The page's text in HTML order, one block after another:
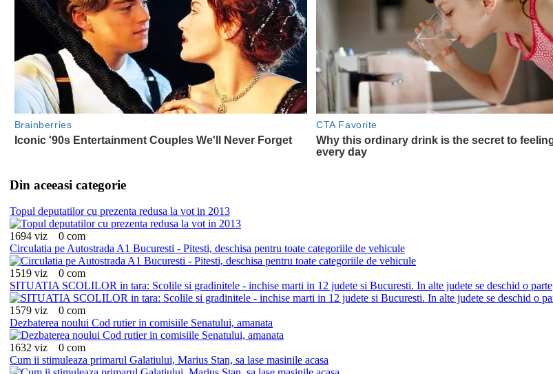
Din aceeasi categorie
Topul deputatilor cu prezenta redusa la vot in 2013
1694 viz
0 com
Circulatia pe Autostrada A1 Bucuresti - Pitesti, deschisa pentru toate categoriile de vehicule
1519 viz
0 com
SITUATIA SCOLILOR in tara: Scolile si gradinitele - inchise marti in 12 judete si Bucuresti. In alte judete se deschid o parte
1579 viz
0 com
Dezbaterea noului Cod rutier in comisiile Senatului, amanata
1632 viz
0 com
Cum ii stimuleaza primarul Galatiului, Marius Stan, sa lase masinile acasa